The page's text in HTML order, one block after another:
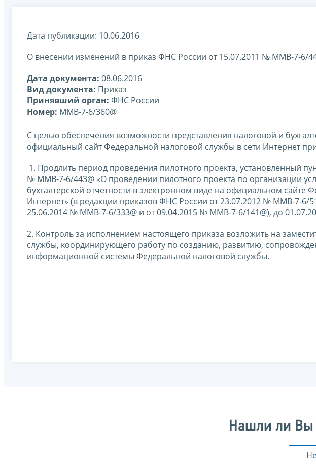
Дата публикации: 10.06.2016
О внесении изменений в приказ ФНС России от 15.07.2011 № ММВ-7-6/
Дата документа: 08.06.2016
Вид документа: Приказ
Принявший орган: ФНС России
Номер: ММВ-7-6/360@
С целью обеспечения возможности представления налоговой и
официальный сайт Федеральной налоговой службы в сети Интернет
1. Продлить период проведения пилотного проекта, установленный
№ ММВ-7-6/443@ «О проведении пилотного проекта по организации
бухгалтерской отчетности в электронном виде на официальном сайте
Интернет» (в редакции приказов ФНС России от 23.07.2012 № ММВ-7-6/
25.06.2014 № ММВ-7-6/333@ и от 09.04.2015 № ММВ-7-6/141@), до
2. Контроль за исполнением настоящего приказа возложить на
службы, координирующего работу по созданию, развитию,
информационной системы Федеральной налоговой службы.
Нашли ли